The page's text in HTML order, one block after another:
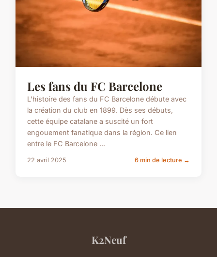
Les fans du FC Barcelone
L'histoire des fans du FC Barcelone débute avec
la création du club en 1899. Dès ses débuts,
cette équipe catalane a suscité un fort
engouement fanatique dans la région. Ce lien
entre le FC Barcelone ...
22 avril 2025 6 min de lecture →
K2Neuf